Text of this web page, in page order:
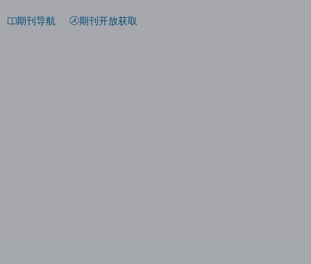
期刊导航 期刊开放获取